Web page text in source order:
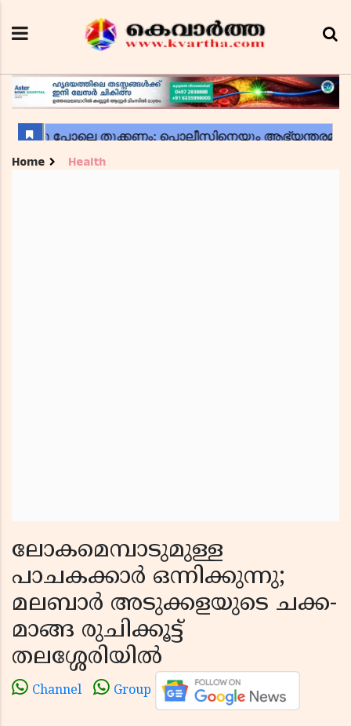
Home Health
ലോകമെമ്പാടുമുള്ള
പാചകക്കാർ ഒന്നിക്കുന്നു;
മലബാർ അടുക്കളയുടെ ചക്ക-
മാങ്ങ രുചിക്കൂട്ട്
തലശ്ശേരിയിൽ
Channel Group